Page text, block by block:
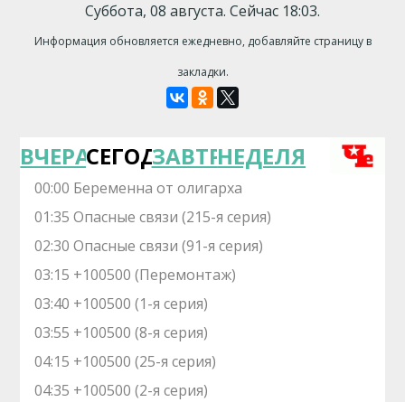
Суббота, 08 августа. Сейчас 18:03.
Информация обновляется ежедневно, добавляйте страницу в
закладки.
ВЧЕРАСЕГОДНЯЗАВТРАНЕДЕЛЯ
00:00 Беременна от олигарха
01:35 Опасные связи (215-я серия)
02:30 Опасные связи (91-я серия)
03:15 +100500 (Перемонтаж)
03:40 +100500 (1-я серия)
03:55 +100500 (8-я серия)
04:15 +100500 (25-я серия)
04:35 +100500 (2-я серия)